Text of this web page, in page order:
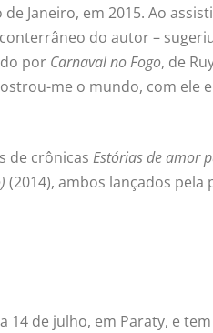
Janeiro, em 2015. Ao
do autor –
por Carnaval no Fogo, de
me o mundo, com ele
de crônicas Estórias de amor
(2014), ambos lançados
14 de julho, em Paraty, e